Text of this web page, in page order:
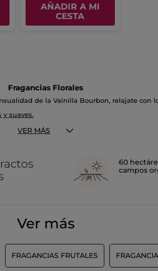
AÑADIR A MI
CESTA
Fragancias Florales
de la Vainilla Bourbon, relajate con
y suaves.
VER MÁS
60
campos
Ver más
FRAGANCIAS FRUTALES